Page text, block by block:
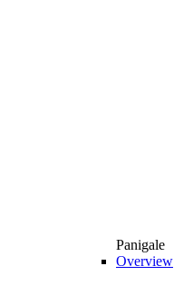
Panigale
Overview